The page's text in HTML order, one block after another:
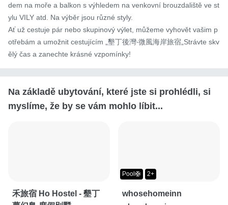
dem na moře a balkon s výhledem na venkovní brouzdaliště ve st
ylu VILY atd. Na výběr jsou různé styly.
Ať už cestuje pár nebo skupinový výlet, můžeme vyhovět vašim p
otřebám a umožnit cestujícím „墾丁後灣‧微風海岸旅宿„Strávte skv
ělý čas a zanechte krásné vzpomínky!
Na základě ubytování, které jste si prohlédli, si
myslíme, že by se vám mohlo líbit...
禾旅宿 Ho Hostel - 墾丁
Pool🛟 2+
whosehomeinn